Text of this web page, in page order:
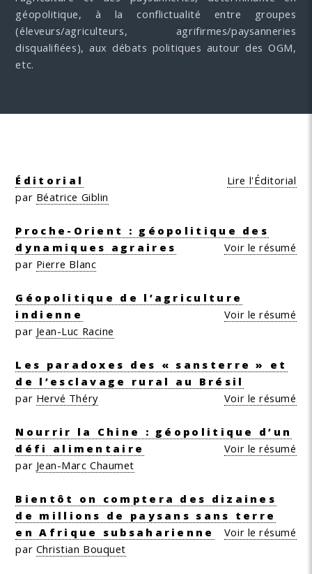
géopolitique, à la conflictualité entre groupes
(éleveurs/agriculteurs, agrifirmes/paysanneries
disqualifiées), aux débats politiques autour des OGM,
etc.
Éditorial
Lire l'Éditorial
par Béatrice Giblin
Proche-Orient : géopolitique des
dynamiques agraires
Voir le résumé
par Pierre Blanc
Géopolitique de l’agriculture
indienne
Voir le résumé
par Jean-Luc Racine
Les paradoxes des « sansterre » et
de l’esclavage rural au Brésil
Voir le résumé
par Hervé Théry
Nourrir la Chine : géopolitique d’un
défi alimentaire
Voir le résumé
par Jean-Marc Chaumet
Bientôt on comptera des dizaines
de millions de paysans sans terre
en Afrique subsaharienne
Voir le résumé
par Christian Bouquet